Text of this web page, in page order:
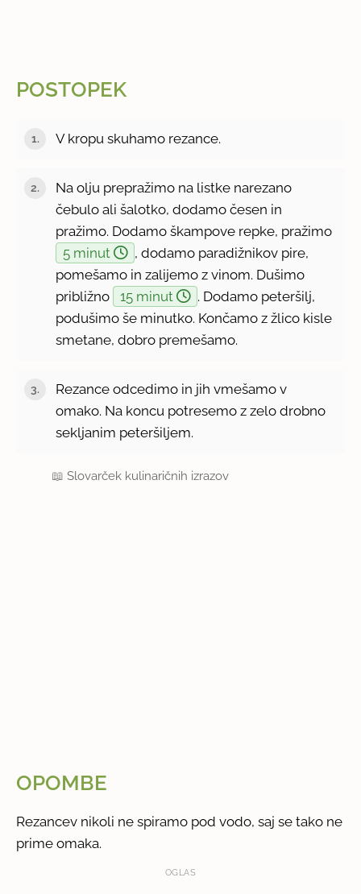
POSTOPEK
V kropu skuhamo rezance.
Na olju prepražimo na listke narezano
čebulo ali šalotko, dodamo česen in
pražimo. Dodamo škampove repke, pražimo
5 minut
, dodamo paradižnikov pire,
pomešamo in zalijemo z vinom. Dušimo
približno
15 minut
. Dodamo peteršilj,
podušimo še minutko. Končamo z žlico kisle
smetane, dobro premešamo.
Rezance odcedimo in jih vmešamo v
omako. Na koncu potresemo z zelo drobno
sekljanim peteršiljem.
📖Slovarček kulinaričnih izrazov
OPOMBE
Rezancev nikoli ne spiramo pod vodo, saj se tako ne
prime omaka.
OGLAS